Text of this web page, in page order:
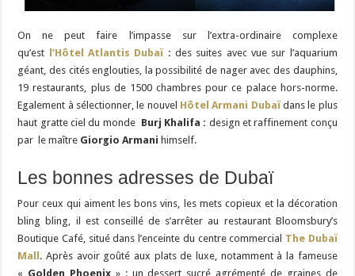
On ne peut faire l’impasse sur l’extra-ordinaire complexe
qu’est
l’Hôtel Atlantis Dubaï :des suites avec vue sur l’aquarium
géant, des cités englouties, la possibilité de nager avec des dauphins,
19 restaurants, plus de 1500 chambres pour ce palace hors-norme.
Egalement à sélectionner, le nouvel Hôtel Armani Dubaïdans le plus
haut gratte ciel du monde Burj Khalifa : design et raffinement conçu
par le maître Giorgio Armani himself.
Les bonnes adresses de Dubaï
Pour ceux qui aiment les bons vins, les mets copieux et la décoration
bling bling, il est conseillé de s’arrêter au restaurant Bloomsbury’s
Boutique Café, situé dans l’enceinte du centre commercial The Dubaï
Mall . Après avoir goûté aux plats de luxe, notamment à la fameuse
« Golden Phoenix» : un dessert sucré agrémenté de graines de